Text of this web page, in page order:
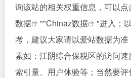
询该站的相关权重信息，可以点
数据
""Chinaz数据
"进入；
考，建议大家请以爱站数据为
素如：江阴综合保税区的访问
索引量、用户体验等；当然要